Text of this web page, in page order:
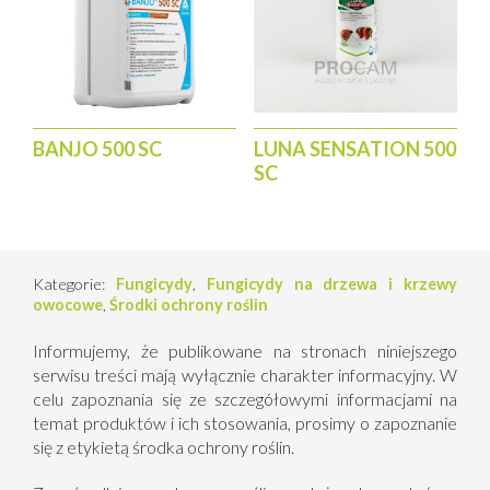
parch gruszy
Odpowiedzialność za skuteczność działania i
fitotoksyczność środka ochrony roślin stosowanego w
uprawach małoobszarowych ponosi wyłącznie jego
użytkownik.
Środek stosować maksymalnie 6 razy w sezonie, według
zastosowania:0,5 kg/ha
Termin stosowania: Środek stosować zapobiegawczo, od
liściowe osłaniające kwiaty do momentu, kiedy owoce
osiągną 90% typowej wielkości (BBCH 53-79).
Liczba zabiegów: 6
Odstęp między zabiegami: co najmniej 5 dni.
System 2.
BANJO 500 SC
LUNA SENSATION 500
SC
Kategorie: Fungicydy, Fungicydy na drzewa i krzewy
owocowe Środki ochrony roślin
Informujemy, że publikowane na stronach niniejszego
serwisu treści mają wyłącznie charakter informacyjny. W
celu zapoznania się ze szczegółowymi informacjami na
temat produktów i ich stosowania, prosimy o zapoznanie
się z etykietą środka ochrony roślin.